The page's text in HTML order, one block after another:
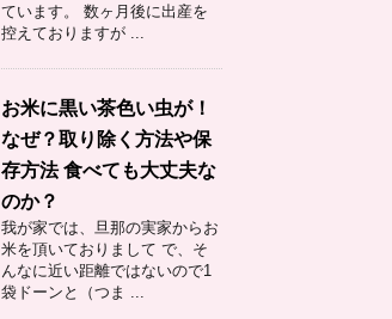
ています。 数ヶ月後に出産を
控えておりますが ...
お米に黒い茶色い虫が！
なぜ？取り除く方法や保
存方法 食べても大丈夫な
のか？
我が家では、旦那の実家からお
米を頂いておりまして で、そ
んなに近い距離ではないので1
袋ドーンと（つま ...